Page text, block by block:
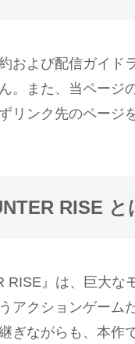
および配信ガイド
。また、当ページ
リンク先のページ
RISE と
RISE』は、巨大
アクションゲームだ
ぎながらも、本作